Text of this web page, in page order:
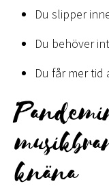
Du slipper
Du behöver
Du får mer tid
knäna